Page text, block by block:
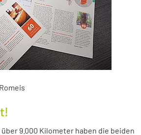
9.000 Kilometer haben die beiden